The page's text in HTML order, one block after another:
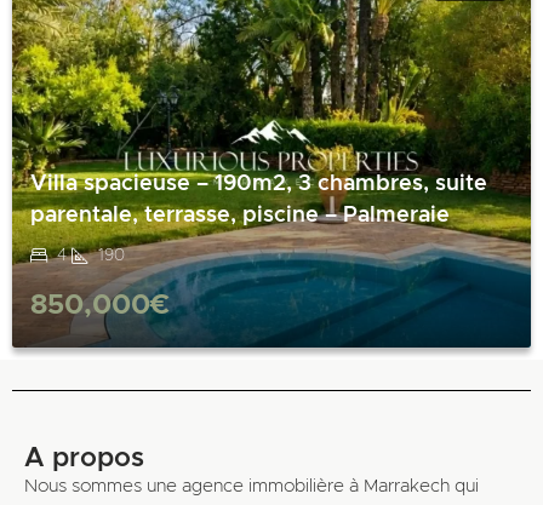
Villa spacieuse – 190m2, 3 chambres, suite
parentale, terrasse, piscine – Palmeraie
4 190
850,000€
A propos
Nous sommes une agence immobilière à Marrakech qui